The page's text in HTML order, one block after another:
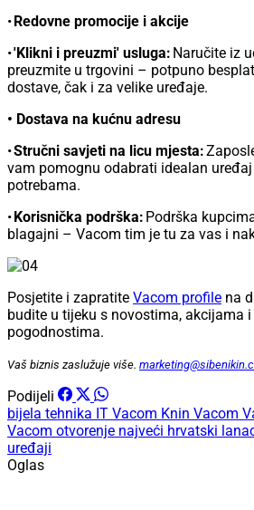
• Redovne promocije i akcije
•'Klikni i preuzmi' usluga: Naručite iz
preuzmite u trgovini – potpuno
dostave, čak i za velike uređaje.
• Dostava na kućnu adresu
•Stručni savjeti na licu mjesta:
vam pomognu odabrati idealan
potrebama.
• Korisnička podrška: Podrška
blagajni – Vacom tim je tu za vas i
Posjetite i zapratite Vacom profile na
budite u tijeku s novostima, akcijama
pogodnostima.
Vaš biznis zaslužuje više.
Podijeli
bijela tehnika IT Vacom Knin Vacom
Vacom otvorenje najveći hrvatski
uređaji
Oglas